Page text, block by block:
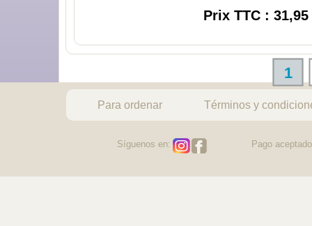
Prix TTC : 31,95
1
Para ordenar Términos y
Síguenos en: Pago